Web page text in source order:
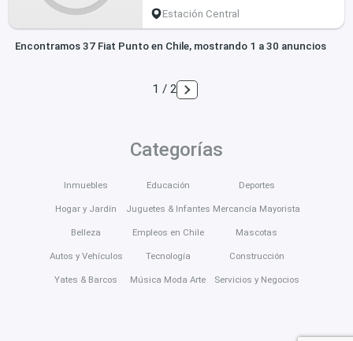
Estación Central
Encontramos 37 Fiat Punto en Chile, mostrando 1 a 30 anuncios
1 / 2
Categorías
Inmuebles
Hogar y Jardín
Belleza
Autos y Vehículos
Yates & Barcos
Educación
Juguetes & Infantes
Empleos en Chile
Tecnología
Música Moda Arte
Deportes
Mercancía Mayorista
Mascotas
Construcción
Servicios y Negocios